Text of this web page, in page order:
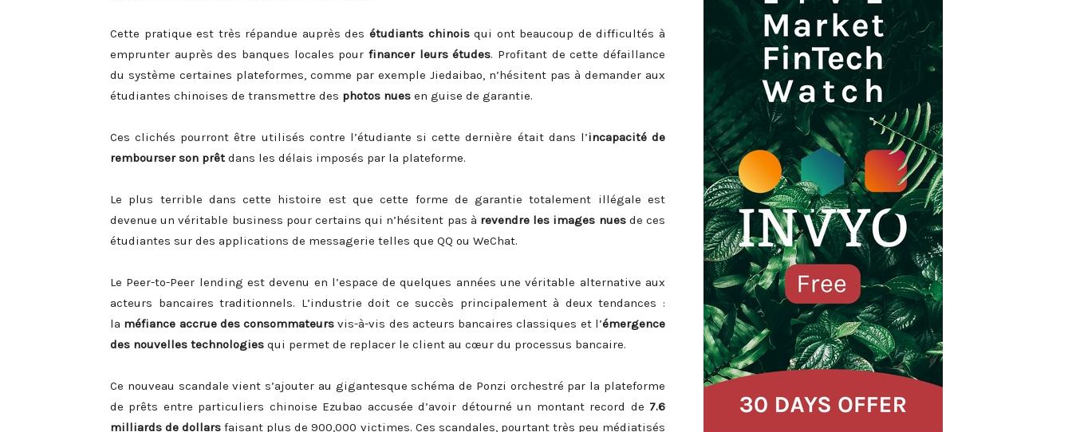
Cette pratique est très répandue auprès des étudiants chinoisqui ont beaucoup de difficultés à
emprunter auprès des banques locales pour financer leurs études. Profitant de cette défaillance
du système certaines plateformes, comme par exemple Jiedaibao, n’hésitent pas à demander aux
étudiantes chinoises de transmettre des photos nues en guise de garantie.
Ces clichés pourront être utilisés contre l’étudiante si cette dernière était dans l’incapacité de
rembourser son prêt dans les délais imposés par la plateforme.
Le plus terrible dans cette histoire est que cette forme de garantie totalement illégale est
devenue un véritable business pour certains qui n’hésitent pas à revendre les images nuesde ces
étudiantes sur des applications de messagerie telles que QQ ou WeChat.
Le Peer-to-Peer lending est devenu en l’espace de quelques années une véritable alternative aux
acteurs bancaires traditionnels. L’industrie doit ce succès principalement à deux tendances :
la méfiance accrue des consommateurs vis-à-vis des acteurs bancaires classiques et l’émergence
des nouvelles technologies qui permet de replacer le client au cœur du processus bancaire.
Ce nouveau scandale vient s’ajouter au gigantesque schéma de Ponzi orchestré par la plateforme
de prêts entre particuliers chinoise Ezubao accusée d’avoir détourné un montant record de 7.6
milliards de dollars faisant plus de 900,000 victimes. Ces scandales, pourtant très peu médiatisés